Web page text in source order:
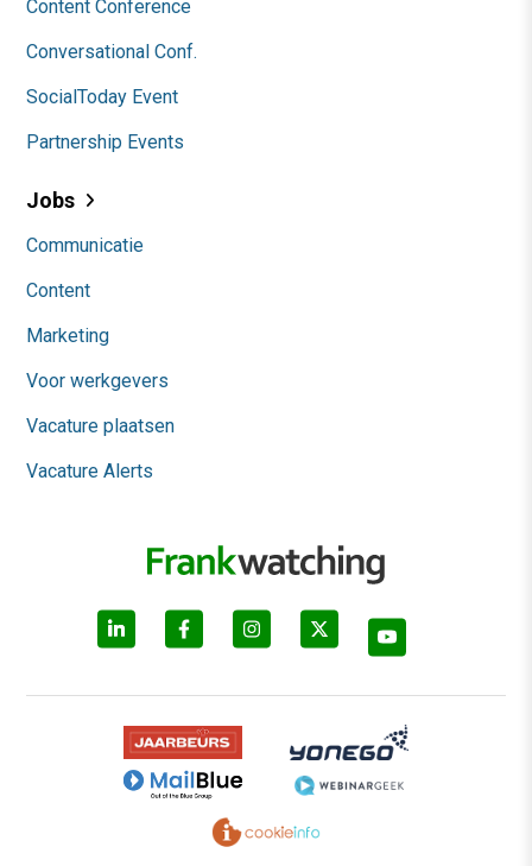
Content Conference
Conversational Conf.
SocialToday Event
Partnership Events
Jobs
Communicatie
Content
Marketing
Voor werkgevers
Vacature plaatsen
Vacature Alerts